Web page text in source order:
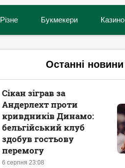
Різне Букмекери Казино
Останні новини
6 серпня 23:08
Сікан зіграв за
Андерлехт проти
кривдників Динамо:
бельгійський клуб
здобув гостьову
перемогу